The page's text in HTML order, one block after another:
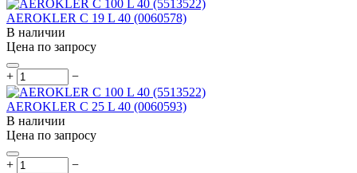
AEROKLER C 19 L 40 (0060578)
В наличии
Цена по запросу
+ −
AEROKLER C 25 L 40 (0060593)
В наличии
Цена по запросу
+ −